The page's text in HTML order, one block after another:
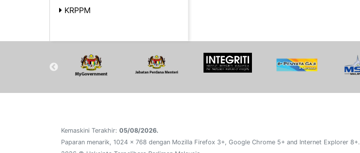
KRPPM
Kemaskini Terakhir: 05/08/2026.
Paparan menarik, 1024 x 768 dengan Mozilla Firefox 3+, Google Chrome 5+ and Internet Explorer 8+.